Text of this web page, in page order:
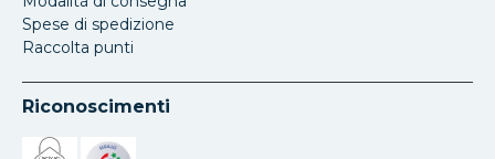
Spese di spedizione
Raccolta punti
Riconoscimenti